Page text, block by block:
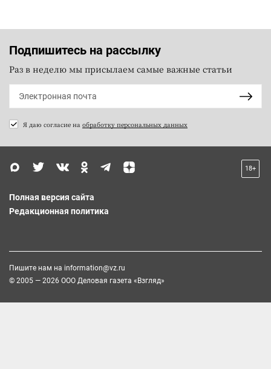
Подпишитесь на рассылку
Раз в неделю мы присылаем самые важные статьи
Я даю согласие на обработку персональных данных
18+
Полная версия сайта
Редакционная политика
Пишите нам на information@vz.ru
© 2005 — 2026 ООО Деловая газета «Взгляд»